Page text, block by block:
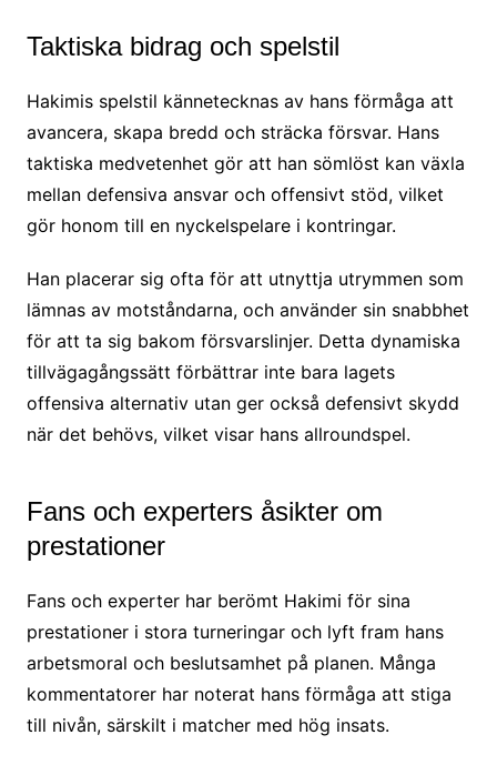
Taktiska bidrag och spelstil
Hakimis spelstil kännetecknas av hans förmåga att
avancera, skapa bredd och sträcka försvar. Hans
taktiska medvetenhet gör att han sömlöst kan växla
mellan defensiva ansvar och offensivt stöd, vilket
gör honom till en nyckelspelare i kontringar.
Han placerar sig ofta för att utnyttja utrymmen som
lämnas av motståndarna, och använder sin snabbhet
för att ta sig bakom försvarslinjer. Detta dynamiska
tillvägagångssätt förbättrar inte bara lagets
offensiva alternativ utan ger också defensivt skydd
när det behövs, vilket visar hans allroundspel.
Fans och experters åsikter om
prestationer
Fans och experter har berömt Hakimi för sina
prestationer i stora turneringar och lyft fram hans
arbetsmoral och beslutsamhet på planen. Många
kommentatorer har noterat hans förmåga att stiga
till nivån, särskilt i matcher med hög insats.